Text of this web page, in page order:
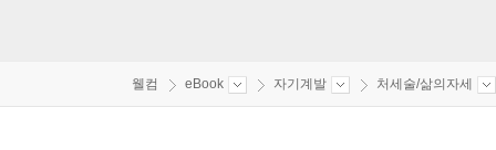
웰컴 eBook 자기계발 처세술/삶의자세